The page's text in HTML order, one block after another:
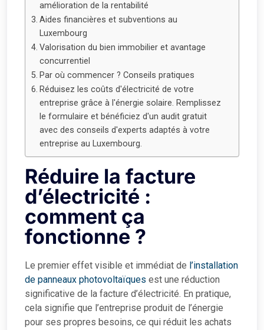
amélioration de la rentabilité
Aides financières et subventions au
Luxembourg
Valorisation du bien immobilier et avantage
concurrentiel
Par où commencer ? Conseils pratiques
Réduisez les coûts d'électricité de votre
entreprise grâce à l'énergie solaire. Remplissez
le formulaire et bénéficiez d'un audit gratuit
avec des conseils d'experts adaptés à votre
entreprise au Luxembourg.
Réduire la facture
d’électricité :
comment ça
fonctionne ?
Le premier effet visible et immédiat de l’installation
de panneaux photovoltaïques est une réduction
significative de la facture d’électricité. En pratique,
cela signifie que l’entreprise produit de l’énergie
pour ses propres besoins, ce qui réduit les achats